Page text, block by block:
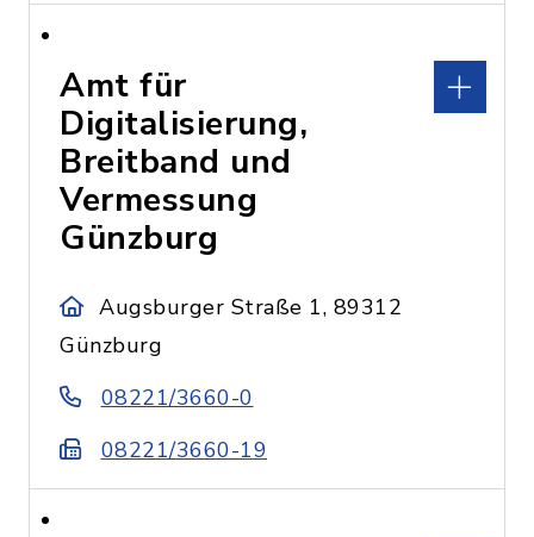
Amt für
Digitalisierung,
Breitband und
Vermessung
Günzburg
Augsburger Straße 1, 89312
Günzburg
08221/3660-0
08221/3660-19